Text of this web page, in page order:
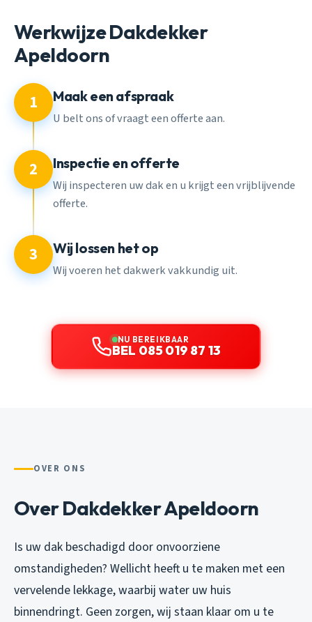
Werkwijze Dakdekker
Apeldoorn
1 Maak een afspraak
U belt ons of vraagt een offerte aan.
2 Inspectie en offerte
Wij inspecteren uw dak en u krijgt een vrijblijvende
offerte.
3 Wij lossen het op
Wij voeren het dakwerk vakkundig uit.
NU BEREIKBAAR
BEL 085 019 87 13
OVER ONS
Over Dakdekker Apeldoorn
Is uw dak beschadigd door onvoorziene
omstandigheden? Wellicht heeft u te maken met een
vervelende lekkage, waarbij water uw huis
binnendringt. Geen zorgen, wij staan klaar om u te